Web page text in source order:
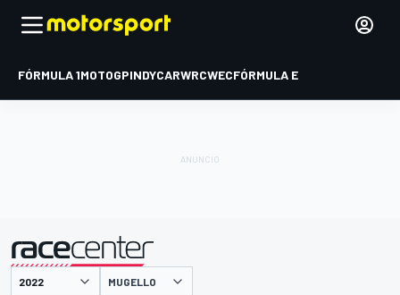
FÓRMULA 1MOTOGPINDYCARWRCWECFÓRMULA E
presentado por MUGELLO